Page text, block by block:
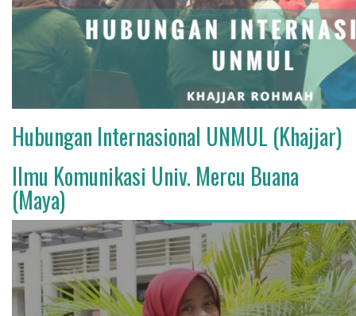
Hubungan Internasional UNMUL (Khajjar)
Ilmu Komunikasi Univ. Mercu Buana
(Maya)